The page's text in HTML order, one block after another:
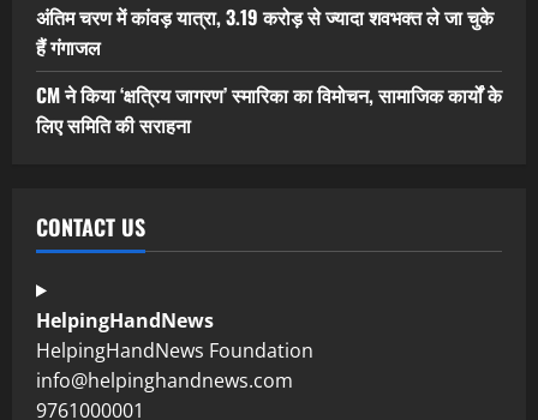
अंतिम चरण में कांवड़ यात्रा, 3.19 करोड़ से ज्यादा शवभक्त ले जा चुके
हैं गंगाजल
CM ने किया ‘क्षत्रिय जागरण’ स्मारिका का विमोचन, सामाजिक कार्यों के
लिए समिति की सराहना
CONTACT US
HelpingHandNews
HelpingHandNews Foundation
info@helpinghandnews.com
9761000001